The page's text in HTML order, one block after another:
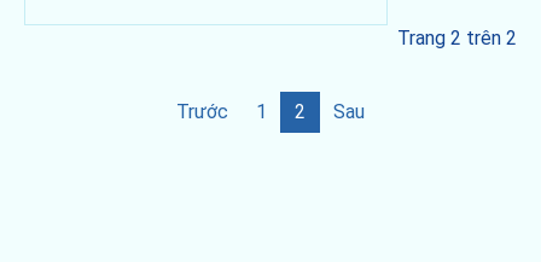
Trang 2 trên 2
Trước 1 2 Sau